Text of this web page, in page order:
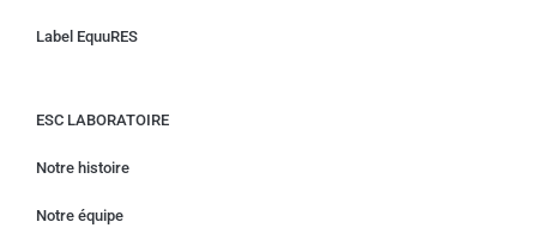
Label EquuRES
ESC LABORATOIRE
Notre histoire
Notre équipe